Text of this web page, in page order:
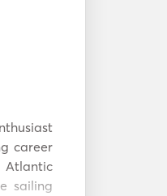
career
Atlantic
sailing